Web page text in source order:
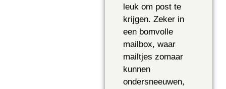
leuk om post te
krijgen. Zeker in
een bomvolle
mailbox, waar
mailtjes zomaar
kunnen
ondersneeuwen,